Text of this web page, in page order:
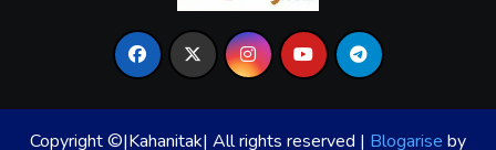
Copyright ©|Kahanitak| All rights reserved | Blogarise by